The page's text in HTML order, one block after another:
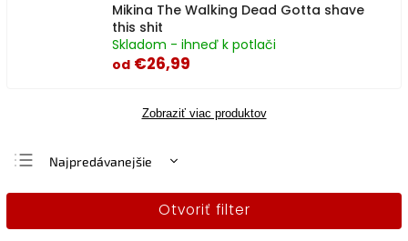
Mikina The Walking Dead Gotta shave
this shit
Skladom - ihneď k potlači
od €26,99
Zobraziť viac produktov
Najpredávanejšie
Najlacnejšie
Otvoriť filter